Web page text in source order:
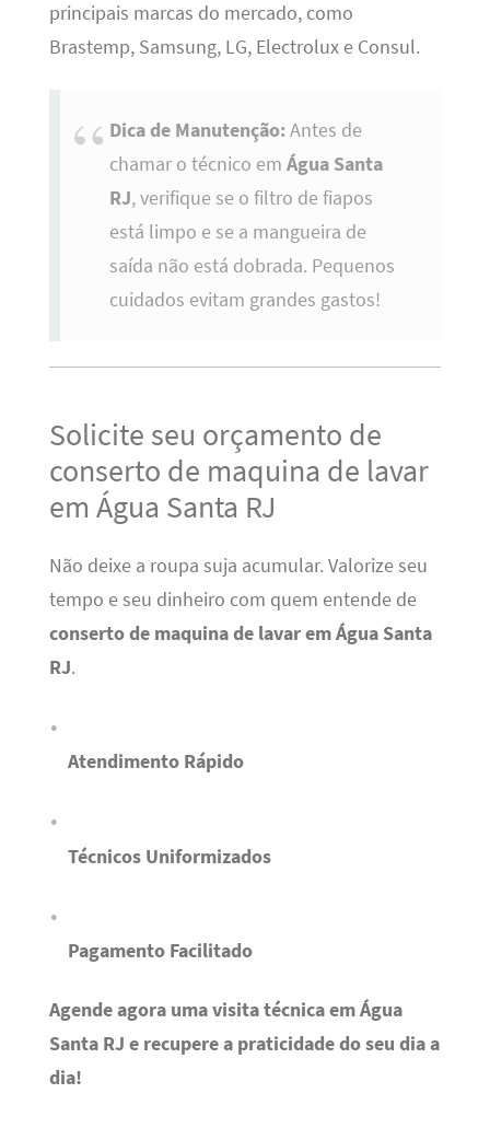
principais marcas do mercado, como
Brastemp, Samsung, LG, Electrolux e Consul.
Dica de Manutenção:Antes de
chamar o técnico em Água Santa
RJ, verifique se o filtro de fiapos
está limpo e se a mangueira de
saída não está dobrada. Pequenos
cuidados evitam grandes gastos!
Solicite seu orçamento de
conserto de maquina de lavar
em Água Santa RJ
Não deixe a roupa suja acumular. Valorize seu
tempo e seu dinheiro com quem entende de
conserto de maquina de lavar em Água Santa
RJ.
Atendimento Rápido
Técnicos Uniformizados
Pagamento Facilitado
Agende agora uma visita técnica em Água
Santa RJ e recupere a praticidade do seu dia a
dia!